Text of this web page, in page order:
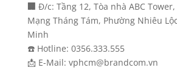
🏢 Đ/c: Tầng 12, Tòa nhà ABC
Mạng Tháng Tám, Phường Nhiêu
Minh
☎️ Hotline: 0356.333.555
📩 E-Mail: vphcm@brandcom.vn